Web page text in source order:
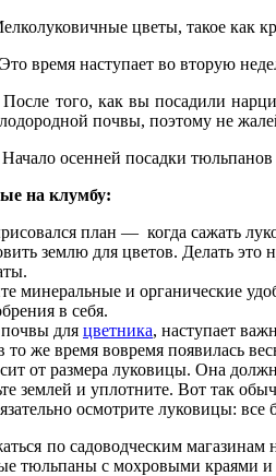
цветы, такое как
время наступает во вторую
После того, как вы посадили
почвы, поэтому не
Начало осенней посадки
на клумбу:
план — когда сажать
землю для цветов. Делать
минеральные и органические
в себя.
для цветника, наступает
то же время вовремя появилась
от размера луковицы. Она
землей и уплотните. Вот так
осмотрите луковицы:
по садоводческим магазинам
тюльпаны с мохровыми краями и